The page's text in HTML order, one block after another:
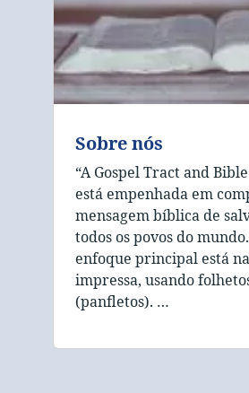
Sobre nós
“A Gospel Tract and
está empenhada em
mensagem bíblica de
todos os povos do
enfoque principal está
impressa, usando
(panfletos). …